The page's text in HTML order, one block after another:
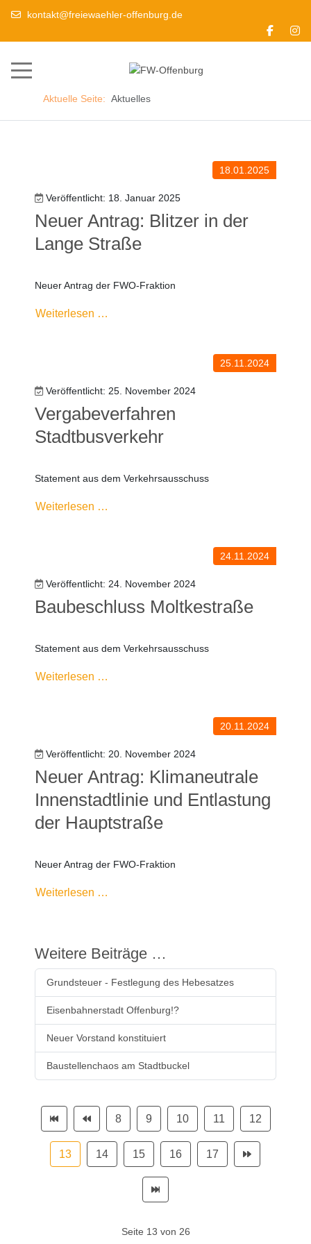
kontakt@freiewaehler-offenburg.de
Mobile Menu Toggle
Aktuelle Seite: Aktuelles
18.01.2025
Veröffentlicht: 18. Januar 2025
Neuer Antrag: Blitzer in der
Lange Straße
Neuer Antrag der FWO-Fraktion
Weiterlesen …
25.11.2024
Veröffentlicht: 25. November 2024
Vergabeverfahren
Stadtbusverkehr
Statement aus dem Verkehrsausschuss
Weiterlesen …
24.11.2024
Veröffentlicht: 24. November 2024
Baubeschluss Moltkestraße
Statement aus dem Verkehrsausschuss
Weiterlesen …
20.11.2024
Veröffentlicht: 20. November 2024
Neuer Antrag: Klimaneutrale
Innenstadtlinie und Entlastung
der Hauptstraße
Neuer Antrag der FWO-Fraktion
Weiterlesen …
Weitere Beiträge …
Grundsteuer - Festlegung des Hebesatzes
Eisenbahnerstadt Offenburg!?
Neuer Vorstand konstituiert
Baustellenchaos am Stadtbuckel
8 9 10 11 12
13 14 15 16 17
Seite 13 von 26